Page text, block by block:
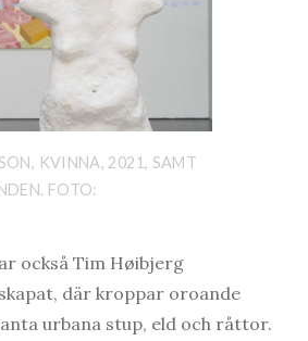
KVINNA, 2021, SAMT
FOTO:
också Tim Høibjerg
där kroppar oroande
urbana stup, eld och råttor.